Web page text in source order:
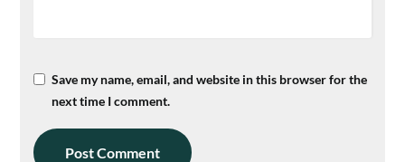
Save my name, email, and website in this browser for the
next time I comment.